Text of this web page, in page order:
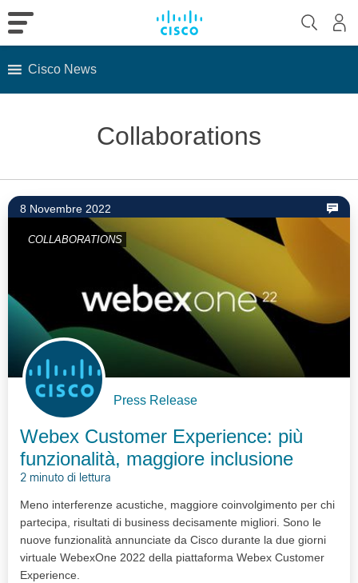
Cisco News
Collaborations
8 Novembre 2022
COLLABORATIONS
Press Release
Webex Customer Experience: più
funzionalità, maggiore inclusione
2 minuto di lettura
Meno interferenze acustiche, maggiore coinvolgimento per chi
partecipa, risultati di business decisamente migliori. Sono le
nuove funzionalità annunciate da Cisco durante la due giorni
virtuale WebexOne 2022 della piattaforma Webex Customer
Experience.